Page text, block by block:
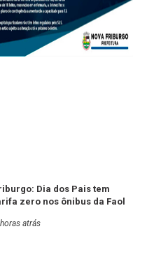
Dia dos Pais tem
zero nos ônibus da Faol
atrás